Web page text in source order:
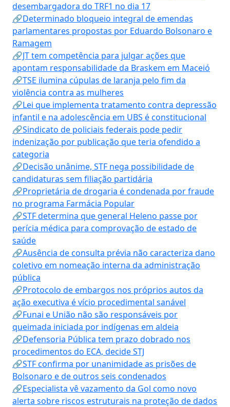
desembargadora do TRF1 no dia 17
🔗Determinado bloqueio integral de emendas
parlamentares propostas por Eduardo Bolsonaro e
Ramagem
🔗JT tem competência para julgar ações que
apontam responsabilidade da Braskem em Maceió
🔗TSE ilumina cúpulas de laranja pelo fim da
violência contra as mulheres
🔗Lei que implementa tratamento contra depressão
infantil e na adolescência em UBS é constitucional
🔗Sindicato de policiais federais pode pedir
indenização por publicação que teria ofendido a
categoria
🔗Decisão unânime, STF nega possibilidade de
candidaturas sem filiação partidária
🔗Proprietária de drogaria é condenada por fraude
no programa Farmácia Popular
🔗STF determina que general Heleno passe por
perícia médica para comprovação de estado de
saúde
🔗Ausência de consulta prévia não caracteriza dano
coletivo em nomeação interna da administração
pública
🔗Protocolo de embargos nos próprios autos da
ação executiva é vício procedimental sanável
🔗Funai e União não são responsáveis por
queimada iniciada por indígenas em aldeia
🔗Defensoria Pública tem prazo dobrado nos
procedimentos do ECA, decide STJ
🔗STF confirma por unanimidade as prisões de
Bolsonaro e de outros seis condenados
🔗Especialista vê vazamento da Gol como novo
alerta sobre riscos estruturais na proteção de dados